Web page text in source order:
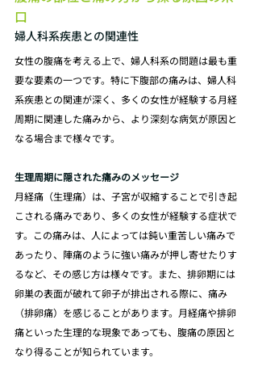
口
婦人科系疾患との関連性
女性の腹痛を考える上で、婦人科系の問題は最も重
要な要素の一つです。特に下腹部の痛みは、婦人科
系疾患との関連が深く、多くの女性が経験する月経
周期に関連した痛みから、より深刻な病気が原因と
なる場合まで様々です。
生理周期に隠された痛みのメッセージ
月経痛（生理痛）は、子宮が収縮することで引き起
こされる痛みであり、多くの女性が経験する症状で
す。この痛みは、人によっては鈍い重苦しい痛みで
あったり、陣痛のように強い痛みが押し寄せたりす
るなど、その感じ方は様々です。また、排卵期には
卵巣の表面が破れて卵子が排出される際に、痛み
（排卵痛）を感じることがあります。月経痛や排卵
痛といった生理的な現象であっても、腹痛の原因と
なり得ることが知られています。